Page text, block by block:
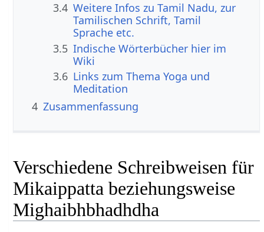
3.4 Weitere Infos zu Tamil Nadu, zur
Tamilischen Schrift, Tamil
Sprache etc.
3.5 Indische Wörterbücher hier im
Wiki
3.6 Links zum Thema Yoga und
Meditation
4 Zusammenfassung
Verschiedene Schreibweisen für
Mikaippatta beziehungsweise
Mighaibhbhadhdha